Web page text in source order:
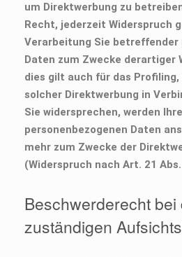
um Direktwerbung zu
Recht, jederzeit Widerspruch
Verarbeitung Sie betreffender
Daten zum Zwecke derartiger
dies gilt auch für das
solcher Direktwerbung in
Sie widersprechen, werden Ihre
personenbezogenen Daten
mehr zum Zwecke der
(Widerspruch nach Art. 21 Abs.
Beschwerderecht bei
zuständigen